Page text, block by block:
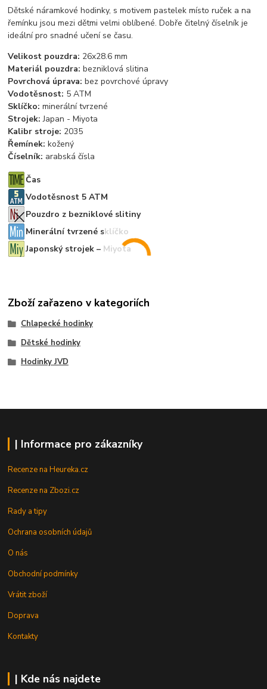
Dětské náramkové hodinky, s motivem pastelek místo ruček a na
řemínku jsou mezi dětmi velmi oblíbené. Dobře čitelný číselník je
ideální pro snadné učení se času.
Velikost pouzdra: 26x28.6 mm
Materiál pouzdra: bezniklová slitina
Povrchová úprava: bez povrchové úpravy
Vodotěsnost: 5 ATM
Sklíčko: minerální tvrzené
Strojek: Japan - Miyota
Kalibr stroje: 2035
Řemínek: kožený
Číselník: arabská čísla
Čas
Vodotěsnost 5 ATM
Pouzdro z bezniklové slitiny
Minerální tvrzené sklíčko
Japonský strojek – Miyota
Zboží zařazeno v kategoriích
Chlapecké hodinky
Dětské hodinky
Hodinky JVD
| Informace pro zákazníky
Recenze na Heureka.cz
Recenze na Zbozi.cz
Rady a tipy
Ochrana osobních údajů
O nás
Obchodní podmínky
Vrátit zboží
Doprava
Kontakty
| Kde nás najdete